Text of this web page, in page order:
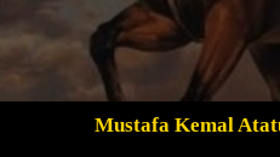
Mustafa Kemal